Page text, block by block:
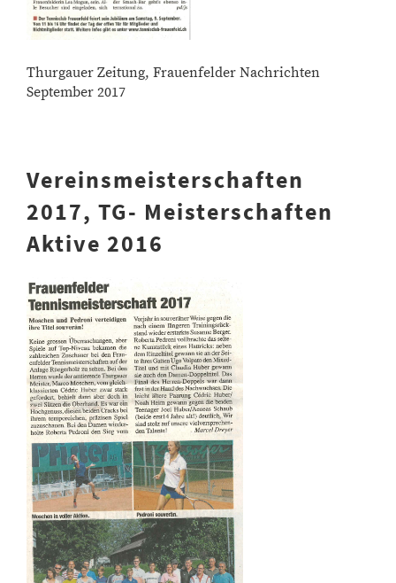
Thurgauer Zeitung, Frauenfelder Nachrichten
September 2017
Vereinsmeisterschaften
2017, TG- Meisterschaften
Aktive 2016